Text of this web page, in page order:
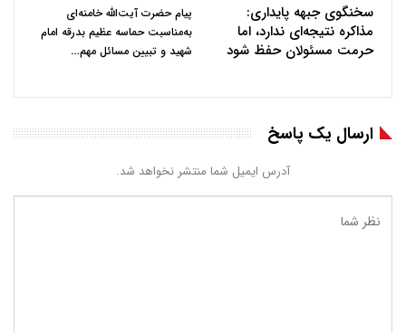
سخنگوی جبهه پایداری:
مذاکره نتیجه‌ای ندارد، اما
حرمت مسئولان حفظ شود
پیام حضرت آیت‌الله خامنه‌ای
به‌مناسبت حماسه عظیم بدرقه امام
شهید و تبیین مسائل مهم…
ارسال یک پاسخ
آدرس ایمیل شما منتشر نخواهد شد.